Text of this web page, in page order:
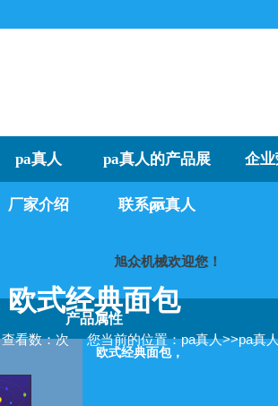
pa真人 pa真人的产品展
示
企
厂家介绍 联系pa真人
旭众机械欢迎您！
欧式经典面包
查看数：次 您当前的位置：pa真人>>pa真
产品属性
欧式经典面包，